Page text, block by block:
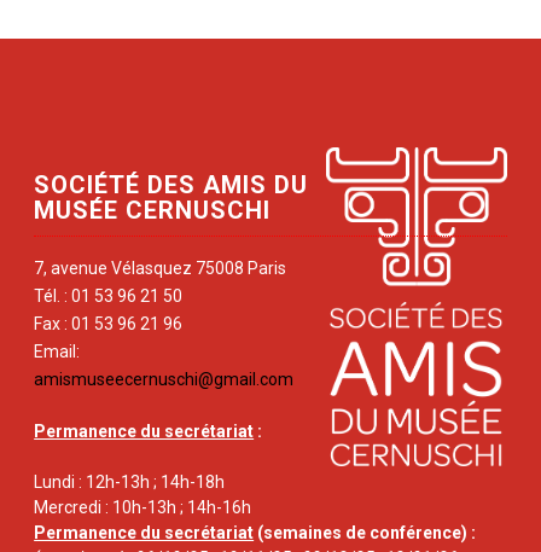
SOCIÉTÉ DES AMIS DU
MUSÉE CERNUSCHI
7, avenue Vélasquez 75008 Paris
Tél. : 01 53 96 21 50
Fax : 01 53 96 21 96
Email:
amismuseecernuschi@gmail.com
Permanence du secrétariat :
Lundi : 12h-13h ; 14h-18h
Mercredi : 10h-13h ; 14h-16h
Permanence du secrétariat (semaines de conférence) :